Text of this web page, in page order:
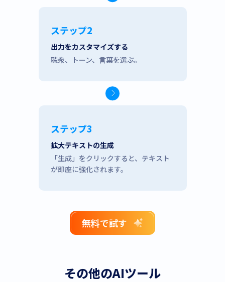
ステップ2
出力をカスタマイズする
聴衆、トーン、言葉を選ぶ。
ステップ3
拡大テキストの生成
「生成」をクリックすると、テキスト
が即座に強化されます。
無料で試す
その他のAIツール